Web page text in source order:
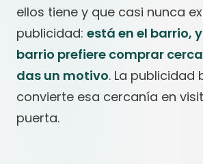
ellos tiene y que casi nunca
publicidad: está en el barrio,
barrio prefiere comprar
das un motivo. La publicidad
convierte esa cercanía en
puerta.